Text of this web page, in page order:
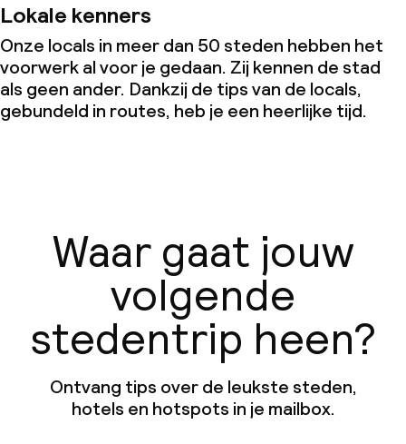
Lokale kenners
Onze locals in meer dan 50 steden hebben het
voorwerk al voor je gedaan. Zij kennen de stad
als geen ander. Dankzij de tips van de locals,
gebundeld in routes, heb je een heerlijke tijd.
Waar gaat jouw
volgende
stedentrip heen?
Ontvang tips over de leukste steden,
hotels en hotspots in je mailbox.